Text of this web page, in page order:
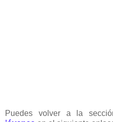
Puedes volver a la